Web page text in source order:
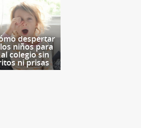
despertar
niños para
colegio sin
ni prisas